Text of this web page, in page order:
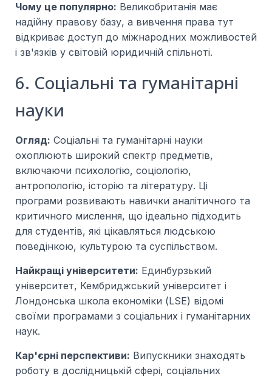
Чому це популярно: Великобританія має
надійну правову базу, а вивчення права тут
відкриває доступ до міжнародних можливостей
і зв'язків у світовій юридичній спільноті.
6. Соціальні та гуманітарні
науки
Огляд: Соціальні та гуманітарні науки
охоплюють широкий спектр предметів,
включаючи психологію, соціологію,
антропологію, історію та літературу. Ці
програми розвивають навички аналітичного та
критичного мислення, що ідеально підходить
для студентів, які цікавляться людською
поведінкою, культурою та суспільством.
Найкращі університети: Единбурзький
університет, Кембриджський університет і
Лондонська школа економіки (LSE) відомі
своїми програмами з соціальних і гуманітарних
наук.
Кар'єрні перспективи: Випускники знаходять
роботу в дослідницькій сфері, соціальних